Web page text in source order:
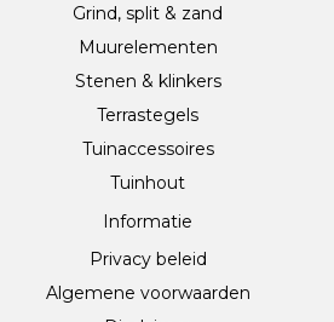
Grind, split & zand
Muurelementen
Stenen & klinkers
Terrastegels
Tuinaccessoires
Tuinhout
Informatie
Privacy beleid
Algemene voorwaarden